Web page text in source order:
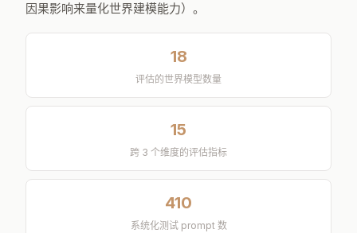
因果影响来量化世界建模能力）。
18
评估的世界模型数量
15
跨 3 个维度的评估指标
410
系统化测试 prompt 数